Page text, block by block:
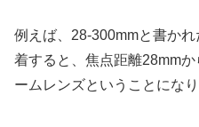
例えば、28-300mmと書か
着すると、焦点距離28mm
ームレンズということになり